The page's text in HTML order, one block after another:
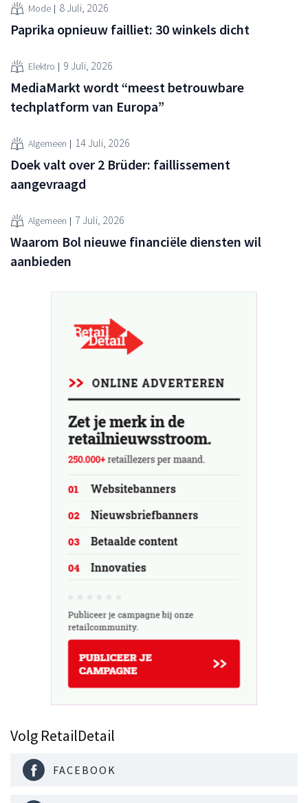
Mode 8 Juli, 2026
Paprika opnieuw failliet: 30 winkels dicht
Elektro 9 Juli, 2026
MediaMarkt wordt “meest betrouwbare
techplatform van Europa”
Algemeen 14 Juli, 2026
Doek valt over 2 Brüder: faillissement
aangevraagd
Algemeen 7 Juli, 2026
Waarom Bol nieuwe financiële diensten wil
aanbieden
Volg RetailDetail
FACEBOOK